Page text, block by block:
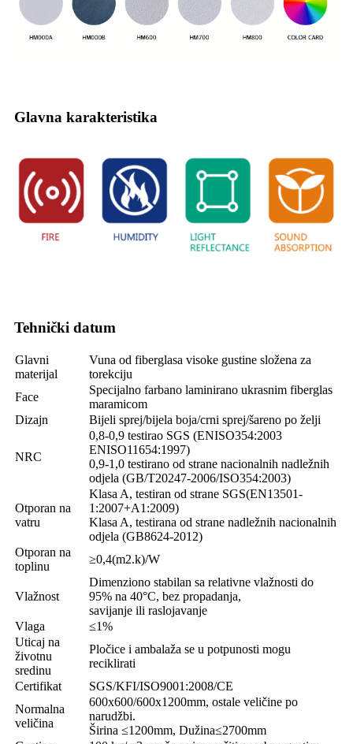
Glavna karakteristika
Tehnički datum
Glavni
materijal
Vuna od fiberglasa visoke gustine složena za
torekciju
Face
Specijalno farbano laminirano ukrasnim fiberglas
maramicom
Dizajn
Bijeli sprej/bijela boja/crni sprej/šareno po želji
NRC
0,8-0,9 testirao SGS (ENISO354:2003
ENISO11654:1997)
0,9-1,0 testirano od strane nacionalnih nadležnih
odjela (GB/T20247-2006/ISO354:2003)
Otporan na
vatru
Klasa A, testiran od strane SGS(EN13501-
1:2007+A1:2009)
Klasa A, testirana od strane nadležnih nacionalnih
odjela (GB8624-2012)
Otporan na
toplinu
≥0,4(m2.k)/W
Vlažnost
Dimenziono stabilan sa relativne vlažnosti do
95% na 40°C, bez propadanja,
savijanje ili raslojavanje
Vlaga
≤1%
Uticaj na
životnu
sredinu
Pločice i ambalaža se u potpunosti mogu
reciklirati
Certifikat
SGS/KFI/ISO9001:2008/CE
Normalna
veličina
600x600/600x1200mm, ostale veličine po
narudžbi.
Širina ≤1200mm, Dužina≤2700mm